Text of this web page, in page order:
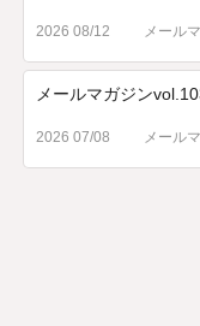
2026 08/12 メール
メールマガジン
2026 07/08 メール